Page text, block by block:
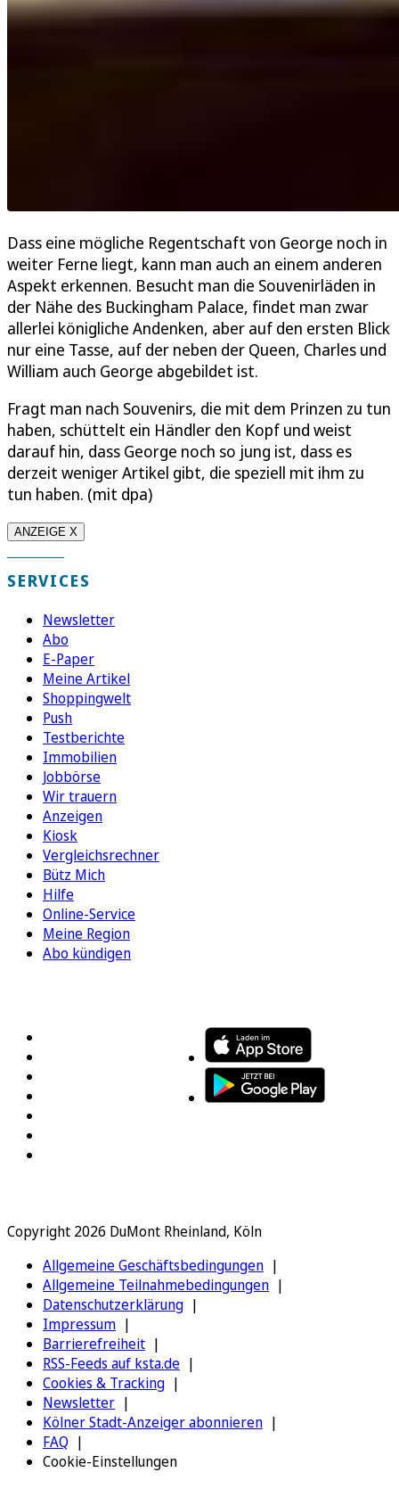
Dass eine mögliche Regentschaft von George noch in
weiter Ferne liegt, kann man auch an einem anderen
Aspekt erkennen. Besucht man die Souvenirläden in
der Nähe des Buckingham Palace, findet man zwar
allerlei königliche Andenken, aber auf den ersten Blick
nur eine Tasse, auf der neben der Queen, Charles und
William auch George abgebildet ist.
Fragt man nach Souvenirs, die mit dem Prinzen zu tun
haben, schüttelt ein Händler den Kopf und weist
darauf hin, dass George noch so jung ist, dass es
derzeit weniger Artikel gibt, die speziell mit ihm zu
tun haben. (mit dpa)
ANZEIGE X
SERVICES
Newsletter
Abo
E-Paper
Meine Artikel
Shoppingwelt
Push
Testberichte
Immobilien
Jobbörse
Wir trauern
Anzeigen
Kiosk
Vergleichsrechner
Bütz Mich
Hilfe
Online-Service
Meine Region
Abo kündigen
Copyright 2026 DuMont Rheinland, Köln
Allgemeine Geschäftsbedingungen
Allgemeine Teilnahmebedingungen
Datenschutzerklärung
Impressum
Barrierefreiheit
RSS-Feeds auf ksta.de
Cookies & Tracking
Newsletter
Kölner Stadt-Anzeiger abonnieren
FAQ
Cookie-Einstellungen